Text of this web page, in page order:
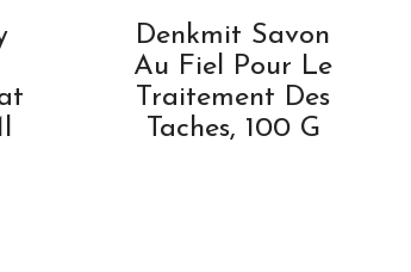
Denkmit Savon
Au Fiel Pour Le
Traitement Des
Taches, 100 G